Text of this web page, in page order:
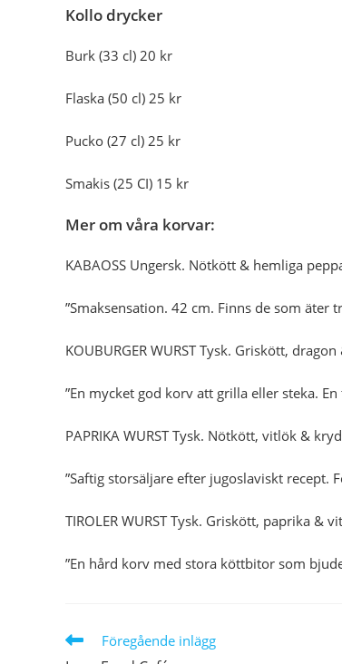
Kollo drycker
Burk (33 cl) 20 kr
Flaska (50 cl) 25 kr
Pucko (27 cl) 25 kr
Smakis (25 CI) 15 kr
Mer om våra korvar:
KABAOSS Ungersk. Nötkött & hemliga
”Smaksensation. 42 cm. Finns de som äter
KOUBURGER WURST Tysk. Griskött,
”En mycket god korv att grilla eller steka.
PAPRIKA WURST Tysk. Nötkött, vitlök &
”Saftig storsäljare efter jugoslaviskt recept.
TIROLER WURST Tysk. Griskött, paprika &
”En hård korv med stora köttbitor som
Läs
Föregående inlägg